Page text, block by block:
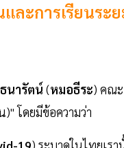
ละการเรียนระ
นารัตน์ (หมอธีระ) คณ
โดยมีข้อความว่า